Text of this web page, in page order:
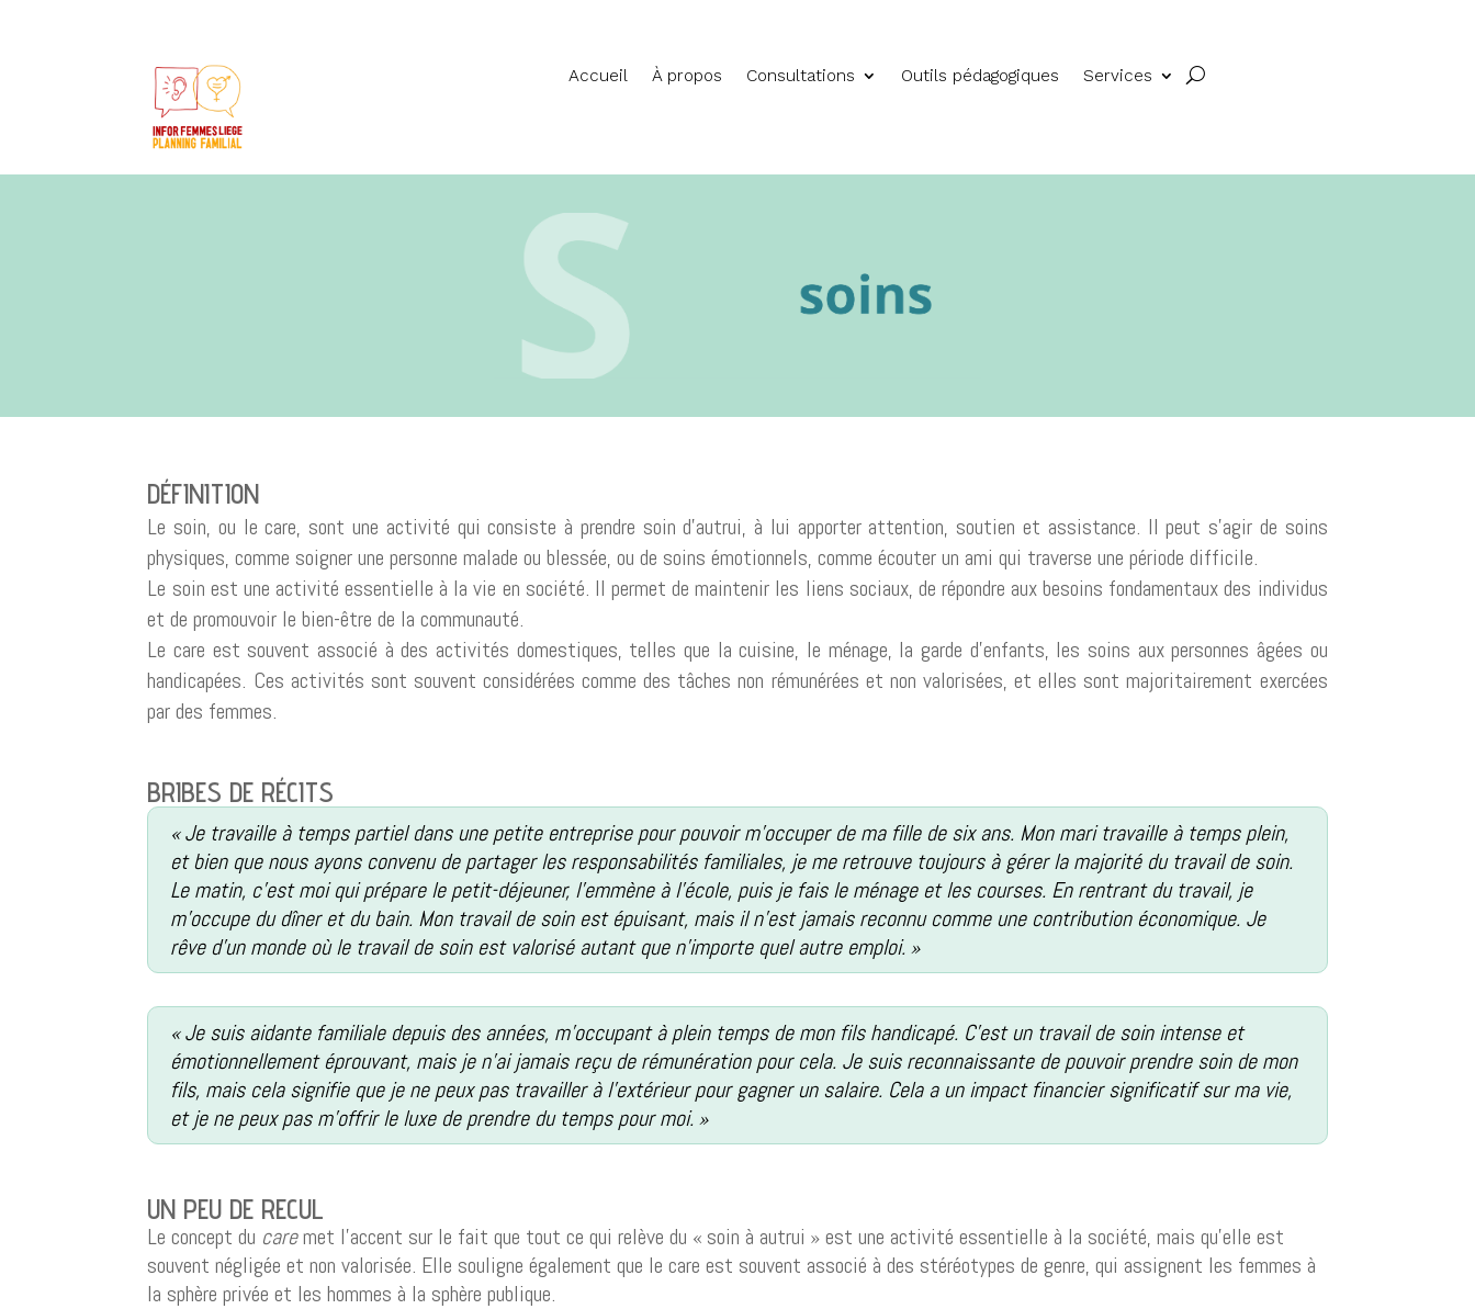
Accueil À propos Consultations Outils pédagogiques Services
DÉFINITION
Le soin, ou le care, sont une activité qui consiste à prendre soin d’autrui, à lui apporter attention, soutien et assistance. Il peut s’agir de soins
physiques, comme soigner une personne malade ou blessée, ou de soins émotionnels, comme écouter un ami qui traverse une période difficile.
Le soin est une activité essentielle à la vie en société. Il permet de maintenir les liens sociaux, de répondre aux besoins fondamentaux des individus
et de promouvoir le bien-être de la communauté.
Le care est souvent associé à des activités domestiques, telles que la cuisine, le ménage, la garde d’enfants, les soins aux personnes âgées ou
handicapées. Ces activités sont souvent considérées comme des tâches non rémunérées et non valorisées, et elles sont majoritairement exercées
par des femmes.
BRIBES DE RÉCITS
« Je travaille à temps partiel dans une petite entreprise pour pouvoir m’occuper de ma fille de six ans. Mon mari travaille à temps plein,
et bien que nous ayons convenu de partager les responsabilités familiales, je me retrouve toujours à gérer la majorité du travail de soin.
Le matin, c’est moi qui prépare le petit-déjeuner, l’emmène à l’école, puis je fais le ménage et les courses. En rentrant du travail, je
m’occupe du dîner et du bain. Mon travail de soin est épuisant, mais il n’est jamais reconnu comme une contribution économique. Je
rêve d’un monde où le travail de soin est valorisé autant que n’importe quel autre emploi. »
« Je suis aidante familiale depuis des années, m’occupant à plein temps de mon fils handicapé. C’est un travail de soin intense et
émotionnellement éprouvant, mais je n’ai jamais reçu de rémunération pour cela. Je suis reconnaissante de pouvoir prendre soin de mon
fils, mais cela signifie que je ne peux pas travailler à l’extérieur pour gagner un salaire. Cela a un impact financier significatif sur ma vie,
et je ne peux pas m’offrir le luxe de prendre du temps pour moi. »
UN PEU DE RECUL
Le concept du caremet l’accent sur le fait que tout ce qui relève du « soin à autrui » est une activité essentielle à la société, mais qu’elle est
souvent négligée et non valorisée. Elle souligne également que le care est souvent associé à des stéréotypes de genre, qui assignent les femmes à
la sphère privée et les hommes à la sphère publique.